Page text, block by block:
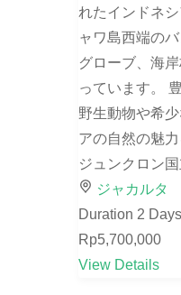
れたインドネ
ャワ島西端の
グローブ、海
っています。
野生動物や希
アの自然の魅
ジュンクロン
ジャカルタ
Duration 2 Days
Rp5,700,000
View Details